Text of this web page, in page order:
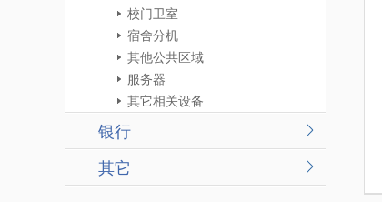
校门卫室
宿舍分机
其他公共区域
服务器
其它相关设备
银行
其它